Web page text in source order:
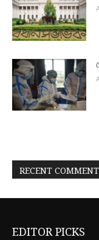
RECENT
EDITOR PICKS